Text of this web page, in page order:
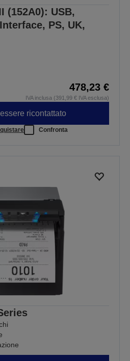
(152A0): USB,
PS, UK,
478,23 €
IVA inclusa (391,99 € IVA esclusa)
ricontattato
Confronta